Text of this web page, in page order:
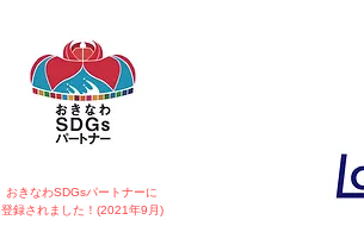
おきなわSDGsパートナーに
登録されました！(2021年9月)